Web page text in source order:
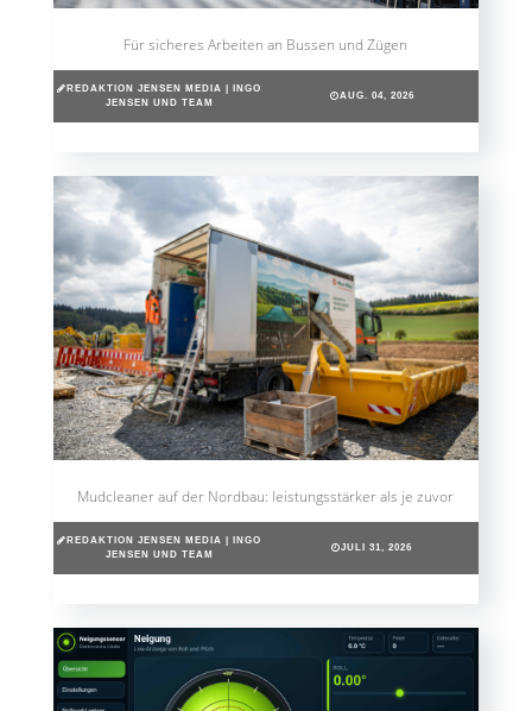
Für sicheres Arbeiten an Bussen und Zügen
REDAKTION JENSEN MEDIA | INGO
JENSEN UND TEAM
AUG. 04, 2026
Mudcleaner auf der Nordbau: leistungsstärker als je zuvor
REDAKTION JENSEN MEDIA | INGO
JENSEN UND TEAM
JULI 31, 2026